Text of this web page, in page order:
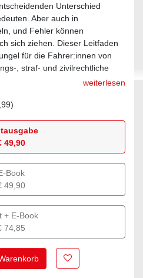
Unterschied
Aber auch in
und Fehler können
sich ziehen. Dieser Leitfaden
für die Fahrer:innen von
, straf- und zivilrechtliche
und zu vermeiden.weiterlesen
)
49,90
Book
49,90
+ E-Book
74,85
Zur Merkliste